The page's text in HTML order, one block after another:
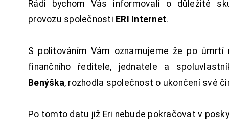
Rádi bychom Vás informovali o důležité
provozu společnosti ERI Internet.
S politováním Vám oznamujeme že po úmrtí
finančního ředitele, jednatele a
Benýška, rozhodla společnost o ukončení své
Po tomto datu již Eri nebude pokračovat v